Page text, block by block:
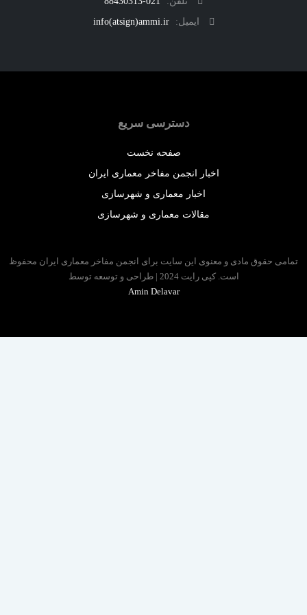
ایمیل:
info(atsign)ammi.ir
دسترسی سریع
صفحه نخست
اخبار انجمن مفاخر معماری ایران
اخبار معماری و شهرسازی
مقالات معماری و شهرسازی
حقوق مادی و معنوی این سایت برای انجمن مفاخر معماری ایران محفوظ
است. کپی رایت 2024 | طراحی و توسعه توسط
Amin Delavar